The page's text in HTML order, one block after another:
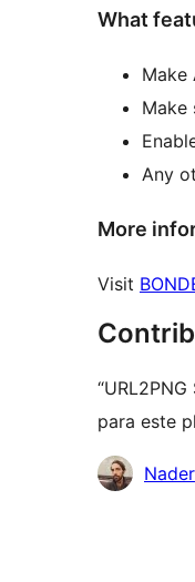
What
Make
Make
Any
More
Visit
para este
Nader